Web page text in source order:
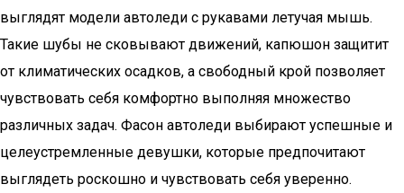
выглядят модели автоледи с рукавами летучая мышь.
Такие шубы не сковывают движений, капюшон защитит
от климатических осадков, а свободный крой позволяет
чувствовать себя комфортно выполняя множество
различных задач. Фасон автоледи выбирают успешные и
целеустремленные девушки, которые предпочитают
выглядеть роскошно и чувствовать себя уверенно.